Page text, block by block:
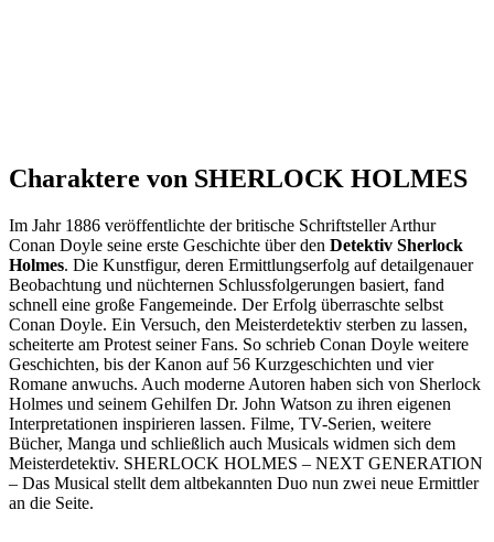
Charaktere von SHERLOCK HOLMES
Im Jahr 1886 veröffentlichte der britische Schriftsteller Arthur
Conan Doyle seine erste Geschichte über den Detektiv Sherlock
Holmes. Die Kunstfigur, deren Ermittlungserfolg auf detailgenauer
Beobachtung und nüchternen Schlussfolgerungen basiert, fand
schnell eine große Fangemeinde. Der Erfolg überraschte selbst
Conan Doyle. Ein Versuch, den Meisterdetektiv sterben zu lassen,
scheiterte am Protest seiner Fans. So schrieb Conan Doyle weitere
Geschichten, bis der Kanon auf 56 Kurzgeschichten und vier
Romane anwuchs. Auch moderne Autoren haben sich von Sherlock
Holmes und seinem Gehilfen Dr. John Watson zu ihren eigenen
Interpretationen inspirieren lassen. Filme, TV-Serien, weitere
Bücher, Manga und schließlich auch Musicals widmen sich dem
Meisterdetektiv. SHERLOCK HOLMES – NEXT GENERATION
– Das Musical stellt dem altbekannten Duo nun zwei neue Ermittler
an die Seite.